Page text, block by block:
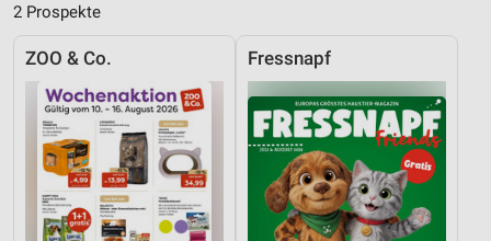
2 Prospekte
ZOO & Co. Fressnapf